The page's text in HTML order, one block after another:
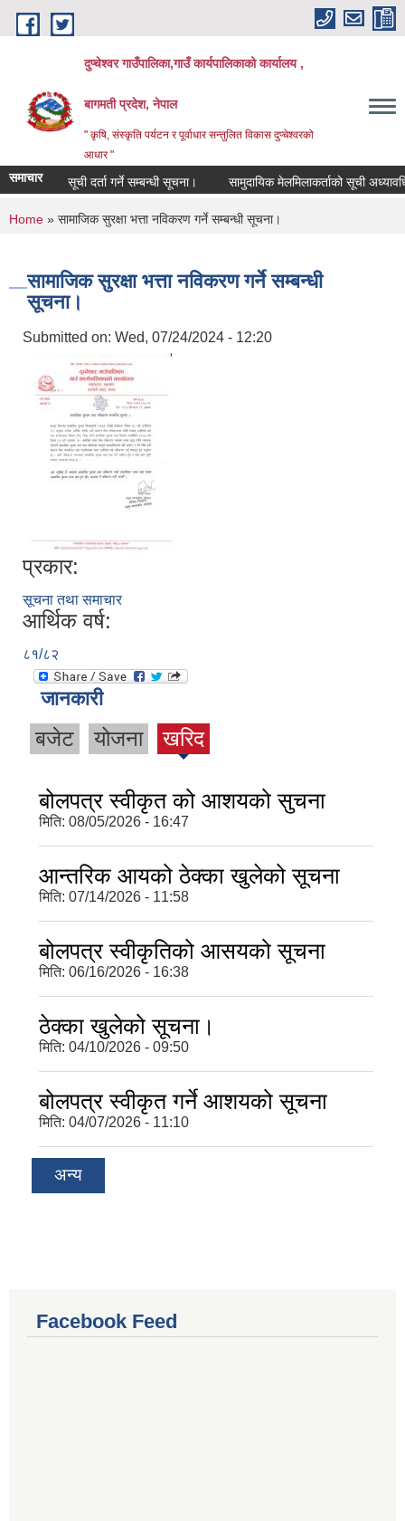
Skip to main content
दुप्चेश्वर गाउँपालिका,गाउँ कार्यपालिकाको कार्यालय ,
बागमती प्रदेश, नेपाल
" कृषि, संस्कृति पर्यटन र पूर्वाधार सन्तुलित विकास दुप्चेश्वरको
आधार "
समाचारसूची दर्ता गर्ने सम्बन्धी सूचना। सामुदायिक मेलमिलाकर्ताको सूची अध्यावधिक
You are here
Home » सामाजिक सुरक्षा भत्ता नविकरण गर्ने सम्बन्धी सूचना।
सामाजिक सुरक्षा भत्ता नविकरण गर्ने सम्बन्धी
सूचना।
Submitted on: Wed, 07/24/2024 - 12:20
प्रकार:
सूचना तथा समाचार
आर्थिक वर्ष:
८१/८२
जानकारी
बजेट योजना खरिद
बोलपत्र स्वीकृत को आशयको सुचना
मिति: 08/05/2026 - 16:47
आन्तरिक आयको ठेक्का खुलेको सूचना
मिति: 07/14/2026 - 11:58
बोलपत्र स्वीकृतिको आसयको सूचना
मिति: 06/16/2026 - 16:38
ठेक्का खुलेको सूचना।
मिति: 04/10/2026 - 09:50
बोलपत्र स्वीकृत गर्ने आशयको सूचना
मिति: 04/07/2026 - 11:10
अन्य
Facebook Feed